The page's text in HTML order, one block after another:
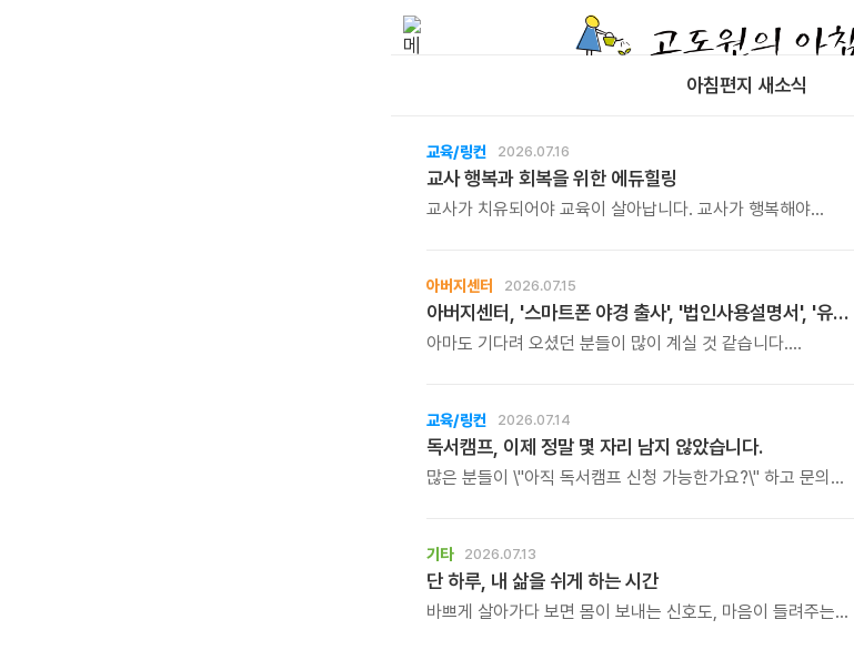
아침편지 새소식
교육/링컨 2026.07.16
교사 행복과 회복을 위한 에듀힐링
교사가 치유되어야 교육이 살아납니다. 교사가 행복해야
시간입니다. 누군가를 가르치기 위해 애써온 시간만큼, 이제는
자신을 위한 쉼과 치유의 시간을 선물해 보시기 바랍니다.
아버지센터 2026.07.15
아버지센터, '스마트폰 야경 출사', '법인사용설명서', '유튜브 숏츠 영상 만들기' 강좌 신청하세요
아마도 기다려 오셨던 분들이 많이 계실 것 같습니다.
교육/링컨 2026.07.14
독서캠프, 이제 정말 몇 자리 남지 않았습니다.
많은 분들이 \"아직 독서캠프 신청 가능한가요?\" 하고 문의를
기타 2026.07.13
단 하루, 내 삶을 쉬게 하는 시간
바쁘게 살아가다 보면 몸이 보내는 신호도, 마음이 들려주는